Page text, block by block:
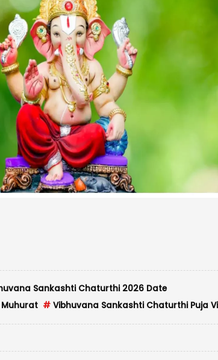
Sankashti Chaturthi 2026 Date
# Vibhuvana Sankashti Chaturthi Puja